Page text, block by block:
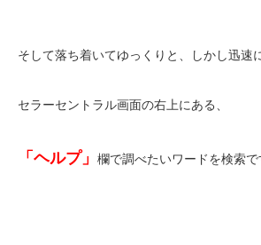
そして落ち着いてゆっくりと、しかし迅速に
セラーセントラル画面の右上にある、
「ヘルプ」 欄で調べたいワードを検索で